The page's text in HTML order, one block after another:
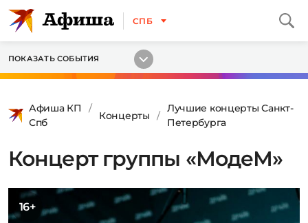
СПБ
ПОКАЗАТЬ СОБЫТИЯ
Афиша КП
Спб
Концерты
Лучшие концерты Санкт-
Петербурга
Концерт группы «МодеМ»
16+